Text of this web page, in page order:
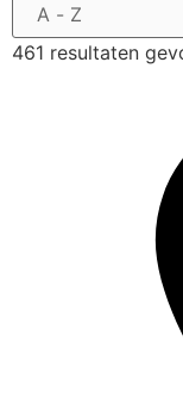
461 resultaten